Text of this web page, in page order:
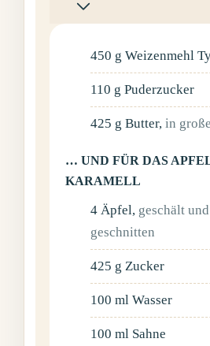
450 g Weizenmehl
110 g Puderzucker
425 g Butter,in
… UND FÜR DAS
KARAMELL
4 Äpfel, geschält
geschnitten
425 g Zucker
100 ml Wasser
100 ml Sahne